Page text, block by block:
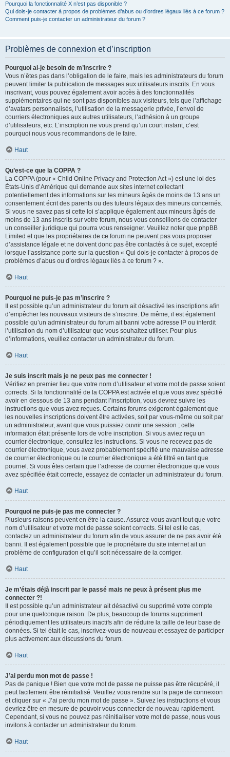
Pourquoi la fonctionnalité X n’est pas disponible ?
Qui dois-je contacter à propos de problèmes d’abus ou d’ordres légaux liés à ce forum ?
Comment puis-je contacter un administrateur du forum ?
Problèmes de connexion et d’inscription
Pourquoi ai-je besoin de m’inscrire ?
Vous n’êtes pas dans l’obligation de le faire, mais les administrateurs du forum
peuvent limiter la publication de messages aux utilisateurs inscrits. En vous
inscrivant, vous pouvez également avoir accès à des fonctionnalités
supplémentaires qui ne sont pas disponibles aux visiteurs, tels que l’affichage
d’avatars personnalisés, l’utilisation de la messagerie privée, l’envoi de
courriers électroniques aux autres utilisateurs, l’adhésion à un groupe
d’utilisateurs, etc. L’inscription ne vous prend qu’un court instant, c’est
pourquoi nous vous recommandons de le faire.
Haut
Qu’est-ce que la COPPA ?
La COPPA (pour « Child Online Privacy and Protection Act ») est une loi des
États-Unis d’Amérique qui demande aux sites internet collectant
potentiellement des informations sur les mineurs âgés de moins de 13 ans un
consentement écrit des parents ou des tuteurs légaux des mineurs concernés.
Si vous ne savez pas si cette loi s’applique également aux mineurs âgés de
moins de 13 ans inscrits sur votre forum, nous vous conseillons de contacter
un conseiller juridique qui pourra vous renseigner. Veuillez noter que phpBB
Limited et que les propriétaires de ce forum ne peuvent pas vous proposer
d’assistance légale et ne doivent donc pas être contactés à ce sujet, excepté
lorsque l’assistance porte sur la question « Qui dois-je contacter à propos de
problèmes d’abus ou d’ordres légaux liés à ce forum ? ».
Haut
Pourquoi ne puis-je pas m’inscrire ?
Il est possible qu’un administrateur du forum ait désactivé les inscriptions afin
d’empêcher les nouveaux visiteurs de s’inscrire. De même, il est également
possible qu’un administrateur du forum ait banni votre adresse IP ou interdit
l’utilisation du nom d’utilisateur que vous souhaitez utiliser. Pour plus
d’informations, veuillez contacter un administrateur du forum.
Haut
Je suis inscrit mais je ne peux pas me connecter !
Vérifiez en premier lieu que votre nom d’utilisateur et votre mot de passe soient
corrects. Si la fonctionnalité de la COPPA est activée et que vous avez spécifié
avoir en dessous de 13 ans pendant l’inscription, vous devrez suivre les
instructions que vous avez reçues. Certains forums exigeront également que
les nouvelles inscriptions doivent être activées, soit par vous-même ou soit par
un administrateur, avant que vous puissiez ouvrir une session ; cette
information était présente lors de votre inscription. Si vous aviez reçu un
courrier électronique, consultez les instructions. Si vous ne recevez pas de
courrier électronique, vous avez probablement spécifié une mauvaise adresse
de courrier électronique ou le courrier électronique a été filtré en tant que
pourriel. Si vous êtes certain que l’adresse de courrier électronique que vous
avez spécifiée était correcte, essayez de contacter un administrateur du forum.
Haut
Pourquoi ne puis-je pas me connecter ?
Plusieurs raisons peuvent en être la cause. Assurez-vous avant tout que votre
nom d’utilisateur et votre mot de passe soient corrects. Si tel est le cas,
contactez un administrateur du forum afin de vous assurer de ne pas avoir été
banni. Il est également possible que le propriétaire du site internet ait un
problème de configuration et qu’il soit nécessaire de la corriger.
Haut
Je m’étais déjà inscrit par le passé mais ne peux à présent plus me
connecter ?!
Il est possible qu’un administrateur ait désactivé ou supprimé votre compte
pour une quelconque raison. De plus, beaucoup de forums suppriment
périodiquement les utilisateurs inactifs afin de réduire la taille de leur base de
données. Si tel était le cas, inscrivez-vous de nouveau et essayez de participer
plus activement aux discussions du forum.
Haut
J’ai perdu mon mot de passe !
Pas de panique ! Bien que votre mot de passe ne puisse pas être récupéré, il
peut facilement être réinitialisé. Veuillez vous rendre sur la page de connexion
et cliquer sur « J’ai perdu mon mot de passe ». Suivez les instructions et vous
devriez être en mesure de pouvoir vous connecter de nouveau rapidement.
Cependant, si vous ne pouvez pas réinitialiser votre mot de passe, nous vous
invitons à contacter un administrateur du forum.
Haut